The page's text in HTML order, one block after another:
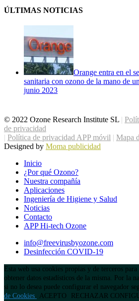
ÚLTIMAS NOTICIAS
Orange entra en el
sanitaria con ozono de la mano de
junio 2023
© 2022 Ozone Research Institute SL |
de privacidad
| Política de privacidad APP móvil | Mapa
Designed by Moma publicidad
Inicio
¿Por qué Ozono?
Nuestra compañía
Aplicaciones
Ingeniería de Higiene y Salud
Noticias
Contacto
APP Hi-tech Ozone
info@freevirusbyozone.com
Desinfección COVID-19
Esta web usa cookies propias y de terceros
obtener datos estadísticos de la misma. Por la
si no lo desea puede configurar el navegador
de Cookies
ACEPTO RECHAZAR